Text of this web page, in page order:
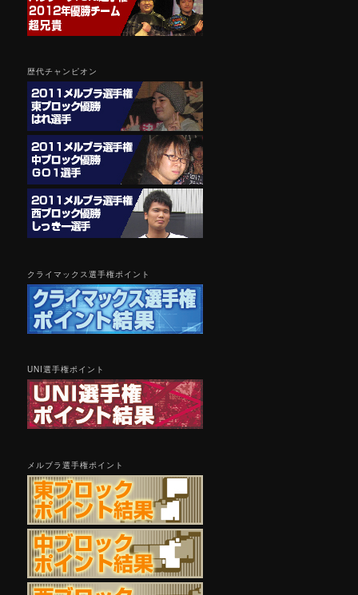
歴代チャンピオン
クライマックス選手権ポイント
UNI選手権ポイント
メルブラ選手権ポイント